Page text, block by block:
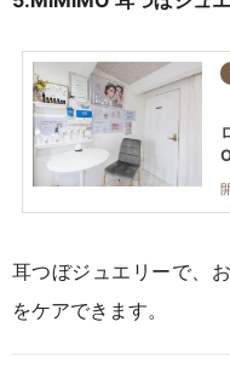
耳つぼジュエリーで、
をケアできます。